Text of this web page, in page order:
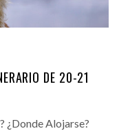
DE 20-21
¿Donde Alojarse?